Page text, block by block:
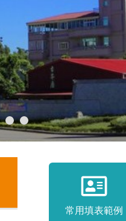
常用填表範例